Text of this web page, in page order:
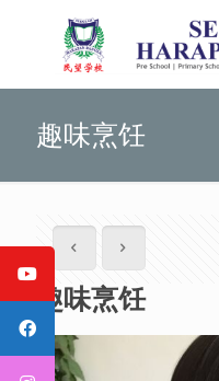
趣味烹饪
趣味烹饪